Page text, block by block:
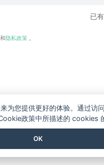
已
和隐私政策 。
为您提供更好的体验。通过访
政策中所描述的 cookies
OK